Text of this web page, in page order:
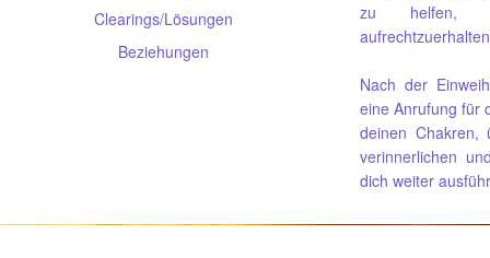
Clearings/Lösungen
Beziehungen
zu helfen,
Nach der
eine Anrufung für
deinen
verinnerlichen
dich weiter